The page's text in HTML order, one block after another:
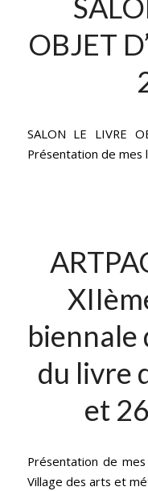
OBJET
SALON LE LIVRE
Présentation de mes
biennale
du livre
et
Présentation de
Village des arts et